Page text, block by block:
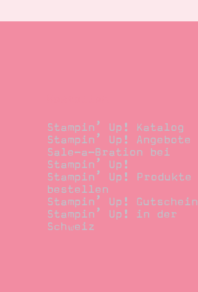
Stampin’ Up! Katalog
Stampin’ Up! Angebote
Sale-a-Bration bei
Stampin’ Up!
Stampin’ Up! Produkte
bestellen
Stampin’ Up! Gutschein
Stampin’ Up! in der
Schweiz